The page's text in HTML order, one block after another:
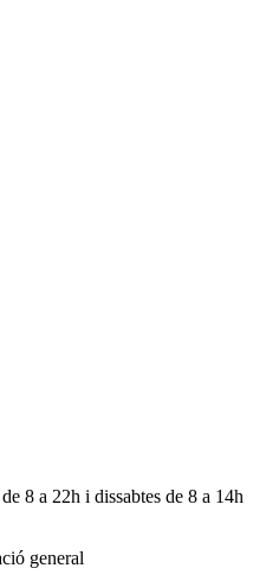
8 a 22h i dissabtes de 8 a 14h
general